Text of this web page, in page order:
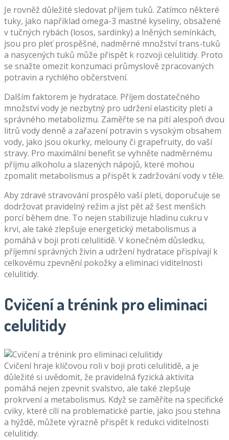
Je rovněž důležité sledovat příjem tuků. Zatímco některé
tuky, jako například omega-3 mastné kyseliny, obsažené
v tučných rybách (losos, sardinky) a lněných semínkách,
jsou pro pleť prospěšné, nadměrné množství trans-tuků
a nasycených tuků může přispět k rozvoji celulitidy. Proto
se snažte omezit konzumaci průmyslově zpracovaných
potravin a rychlého občerstvení.
Dalším faktorem je hydratace. Příjem dostatečného
množství vody je nezbytný pro udržení elasticity pleti a
správného metabolizmu. Zaměřte se na pití alespoň dvou
litrů vody denně a zařazení potravin s vysokým obsahem
vody, jako jsou okurky, melouny či grapefruity, do vaší
stravy. Pro maximální benefit se vyhněte nadměrnému
příjmu alkoholu a slazených nápojů, které mohou
zpomalit metabolismus a přispět k zadržování vody v těle.
Aby zdravé stravování prospělo vaší pleti, doporučuje se
dodržovat pravidelný režim a jíst pět až šest menších
porcí během dne. To nejen stabilizuje hladinu cukru v
krvi, ale také zlepšuje energetický metabolismus a
pomáhá v boji proti celulitidě. V konečném důsledku,
příjemní správných živin a udržení hydratace přispívají k
celkovému zpevnění pokožky a eliminaci viditelnosti
celulitidy.
Cvičení a trénink pro eliminaci
celulitidy
Cvičení hraje klíčovou roli v boji proti celulitidě, a je
důležité si uvědomit, že pravidelná fyzická aktivita
pomáhá nejen zpevnit svalstvo, ale také zlepšuje
prokrvení a metabolismus. Když se zaměříte na specifické
cviky, které cílí na problematické partie, jako jsou stehna
a hýždě, můžete výrazně přispět k redukci viditelnosti
celulitidy.